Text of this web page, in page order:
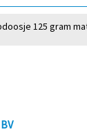
125 gram